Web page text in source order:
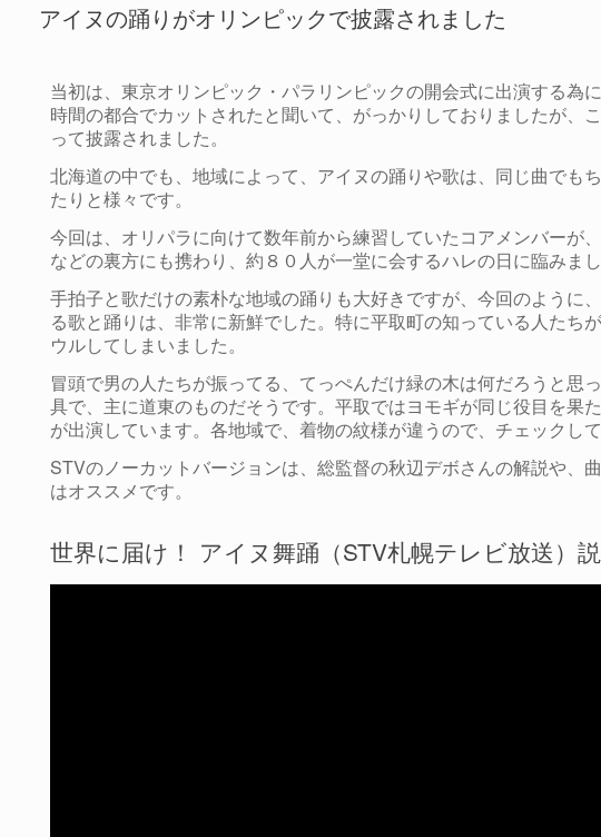
アイヌの踊りがオリンピックで披露されました
当初は、東京オリンピック・パラリンピックの開会式に出演する為
時間の都合でカットされたと聞いて、がっかりしておりましたが、
って披露されました。
北海道の中でも、地域によって、アイヌの踊りや歌は、同じ曲でも
たりと様々です。
今回は、オリパラに向けて数年前から練習していたコアメンバーが
などの裏方にも携わり、約８０人が一堂に会するハレの日に臨みまし
手拍子と歌だけの素朴な地域の踊りも大好きですが、今回のように
る歌と踊りは、非常に新鮮でした。特に平取町の知っている人たち
ウルしてしまいました。
冒頭で男の人たちが振ってる、てっぺんだけ緑の木は何だろうと思
具で、主に道東のものだそうです。平取ではヨモギが同じ役目を果
が出演しています。 各地域で、着物の紋様が違うので、チェックして
STVのノーカットバージョンは、総監督の秋辺デボさんの解説や、
はオススメです。
世界に届け！ アイヌ舞踊（STV札幌テレビ放送）